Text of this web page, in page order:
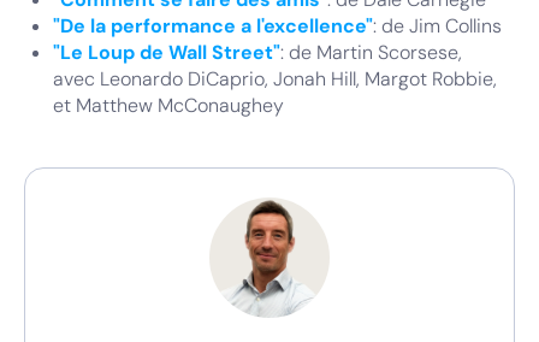
"De la performance a l'excellence": de Jim Collins
"Le Loup de Wall Street": de Martin Scorsese,
avec Leonardo DiCaprio, Jonah Hill, Margot Robbie,
et Matthew McConaughey